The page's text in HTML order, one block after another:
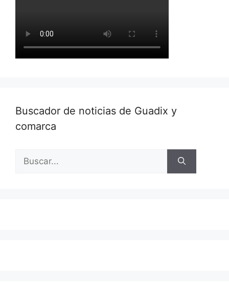
Buscador de noticias de Guadix y
comarca